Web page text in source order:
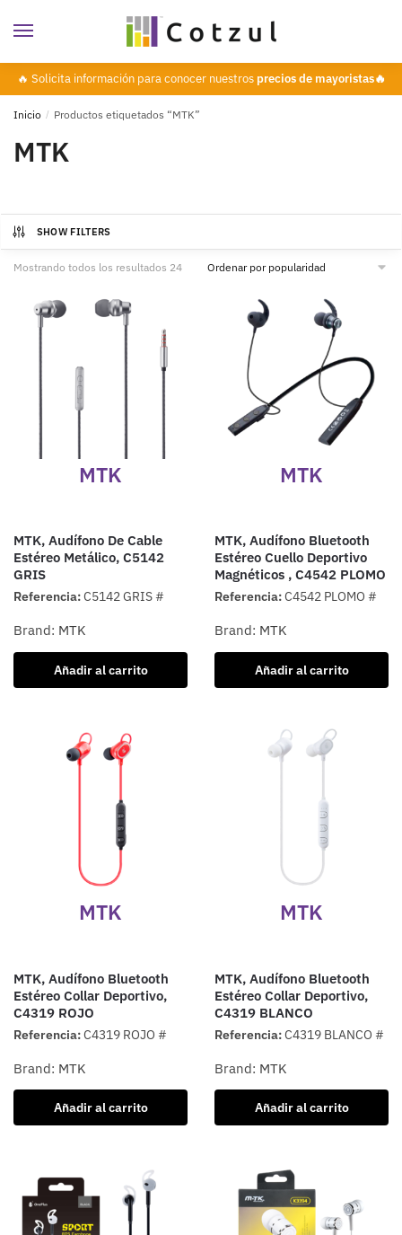
🔥 Solicita información para conocer nuestros precios de mayoristas🔥
Inicio / Productos etiquetados “MTK”
MTK
SHOW FILTERS
Mostrando todos los resultados 24
MTK
MTK, Audífono De Cable
Estéreo Metálico, C5142
GRIS
Referencia:C5142 GRIS #
Brand: MTK
Añadir al carrito
MTK
MTK, Audífono Bluetooth
Estéreo Cuello Deportivo
Magnéticos , C4542 PLOMO
Referencia:C4542 PLOMO #
Brand: MTK
Añadir al carrito
MTK
MTK, Audífono Bluetooth
Estéreo Collar Deportivo,
C4319 ROJO
Referencia:C4319 ROJO #
Brand: MTK
Añadir al carrito
MTK
MTK, Audífono Bluetooth
Estéreo Collar Deportivo,
C4319 BLANCO
Referencia:C4319 BLANCO #
Brand: MTK
Añadir al carrito